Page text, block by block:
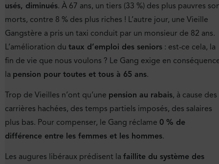
usés, diminués. À 67 ans, un tiers (33 %) des plus pauvres
morts, contre 8 % des plus riches ! L’autre jour, une Vieille
Gangstère a pris un taxi conduit par un monsieur de 82 ans.
L’amélioration du taux d’emploi des seniors : est-ce cela, la
fin de vie que nous voulons ? Le Gang exige en
la pension pour toutes et tous à 65 ans.
Trop de Vieilles n’ont qu’une pension au rabais, à cause des
carrières hachées, des temps partiels imposés, des salaires
plus bas. Pour compenser, le Gang réclame 0 % de
différence entre les femmes et les hommes.
Les augures libéraux prédisent la faillite du système des